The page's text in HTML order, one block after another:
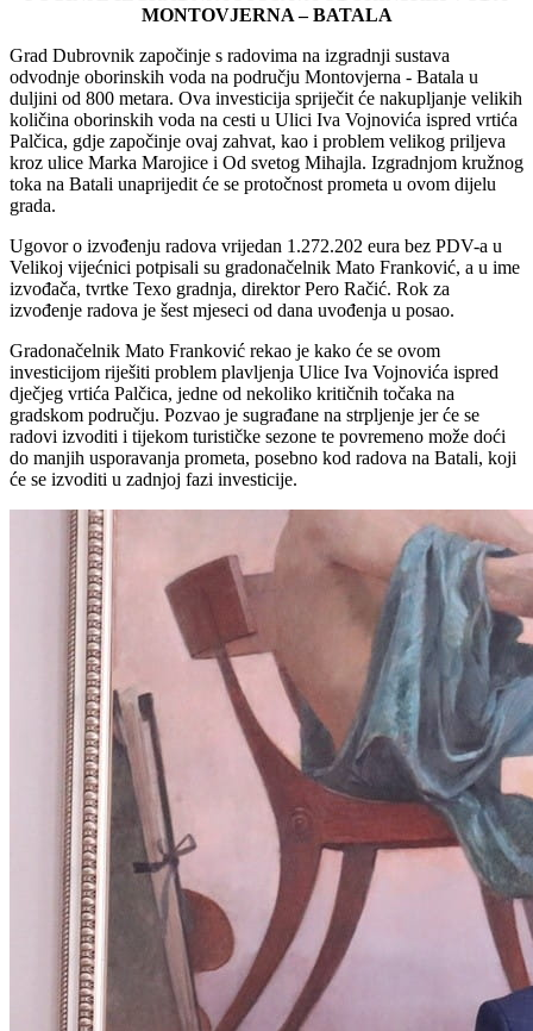
MONTOVJERNA – BATALA
Grad Dubrovnik započinje s radovima na izgradnji sustava
odvodnje oborinskih voda na području Montovjerna - Batala u
duljini od 800 metara. Ova investicija spriječit će nakupljanje velikih
količina oborinskih voda na cesti u Ulici Iva Vojnovića ispred vrtića
Palčica, gdje započinje ovaj zahvat, kao i problem velikog priljeva
kroz ulice Marka Marojice i Od svetog Mihajla. Izgradnjom kružnog
toka na Batali unaprijedit će se protočnost prometa u ovom dijelu
grada.
Ugovor o izvođenju radova vrijedan 1.272.202 eura bez PDV-a u
Velikoj vijećnici potpisali su gradonačelnik Mato Franković, a u ime
izvođača, tvrtke Texo gradnja, direktor Pero Račić. Rok za
izvođenje radova je šest mjeseci od dana uvođenja u posao.
Gradonačelnik Mato Franković rekao je kako će se ovom
investicijom riješiti problem plavljenja Ulice Iva Vojnovića ispred
dječjeg vrtića Palčica, jedne od nekoliko kritičnih točaka na
gradskom području. Pozvao je sugrađane na strpljenje jer će se
radovi izvoditi i tijekom turističke sezone te povremeno može doći
do manjih usporavanja prometa, posebno kod radova na Batali, koji
će se izvoditi u zadnjoj fazi investicije.